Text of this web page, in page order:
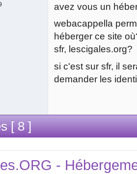
avez vous un
webacappella
héberger ce site
sfr, lescigales.org?
si c'est sur sfr, il
demander les
[ 8 ]
-